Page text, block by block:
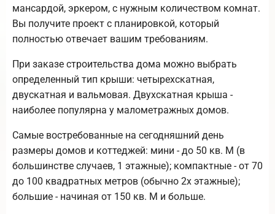
мансардой, эркером, с нужным количеством комнат.
Вы получите проект с планировкой, который
полностью отвечает вашим требованиям.
При заказе строительства дома можно выбрать
определенный тип крыши: четырехскатная,
двускатная и вальмовая. Двухскатная крыша -
наиболее популярна у малометражных домов.
Самые востребованные на сегодняшний день
размеры домов и коттеджей: мини - до 50 кв. М (в
большинстве случаев, 1 этажные); компактные - от 70
до 100 квадратных метров (обычно 2х этажные);
большие - начиная от 150 кв. М и больше.